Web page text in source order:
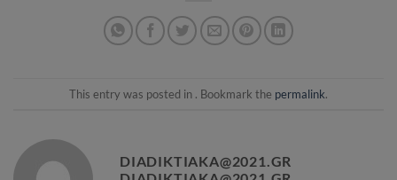
This entry was posted in . Bookmark the permalink.
DIADIKTIAKA@2021.GR